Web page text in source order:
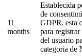
11
months
Establecida
de
GDPR, esta
para
del usuario
categoría de